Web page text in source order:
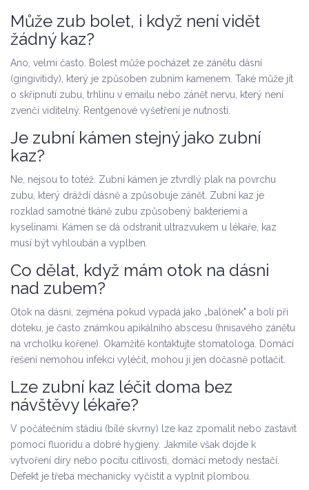
Může zub bolet, i když není vidět
žádný kaz?
Ano, velmi často. Bolest může pocházet ze zánětu dásní
(gingivitidy), který je způsoben zubním kamenem. Také může jít
o skřípnutí zubu, trhlinu v emailu nebo zánět nervu, který není
zvenčí viditelný. Rentgenové vyšetření je nutností.
Je zubní kámen stejný jako zubní
kaz?
Ne, nejsou to totéž. Zubní kámen je ztvrdlý plak na povrchu
zubu, který dráždí dásně a způsobuje zánět. Zubní kaz je
rozklad samotné tkáně zubu způsobený bakteriemi a
kyselinami. Kámen se dá odstranit ultrazvukem u lékaře, kaz
musí být vyhloubán a vyplben.
Co dělat, když mám otok na dásni
nad zubem?
Otok na dásni, zejména pokud vypadá jako „balónek" a bolí při
doteku, je často známkou apikálního abscesu (hnisavého zánětu
na vrcholku kořene). Okamžitě kontaktujte stomatologa. Domácí
řešení nemohou infekci vyléčit, mohou ji jen dočasně potlačit.
Lze zubní kaz léčit doma bez
návštěvy lékaře?
V počátečním stádiu (bílé skvrny) lze kaz zpomalit nebo zastavit
pomocí fluoridu a dobré hygieny. Jakmile však dojde k
vytvoření díry nebo pocitu citlivosti, domácí metody nestačí.
Defekt je třeba mechanicky vyčistit a vyplnit plombou.